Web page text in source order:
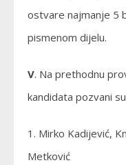
ostvare najmanje 5
pismenom dijelu.
V. Na prethodnu
kandidata pozvani
1. Mirko Kadijević,
Metković